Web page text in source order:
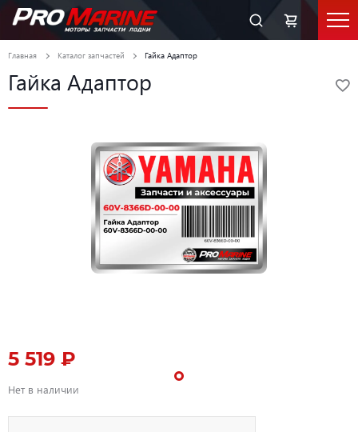
Главная Каталог запчастей Гайка Адаптор
Гайка Адаптор
5 519 ₽
Нет в наличии